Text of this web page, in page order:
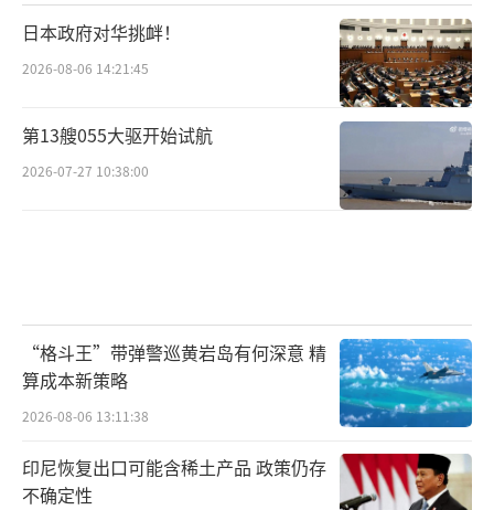
日本政府对华挑衅！
2026-08-06 14:21:45
第13艘055大驱开始试航
2026-07-27 10:38:00
“格斗王”带弹警巡黄岩岛有何深意 精
算成本新策略
2026-08-06 13:11:38
印尼恢复出口可能含稀土产品 政策仍存
不确定性